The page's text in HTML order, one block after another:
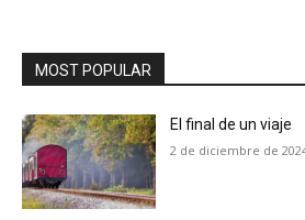
MOST POPULAR
El final de un viaje
2 de diciembre de